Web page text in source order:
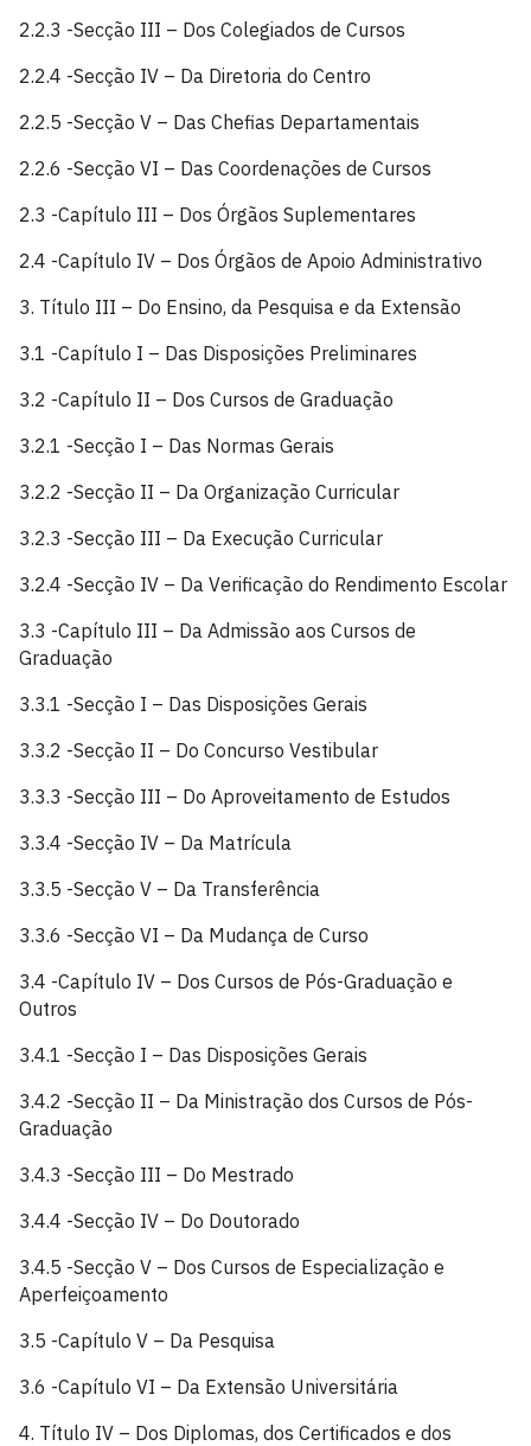
2.2.3 -Secção III – Dos Colegiados de Cursos
2.2.4 -Secção IV – Da Diretoria do Centro
2.2.5 -Secção V – Das Chefias Departamentais
2.2.6 -Secção VI – Das Coordenações de Cursos
2.3 -Capítulo III – Dos Órgãos Suplementares
2.4 -Capítulo IV – Dos Órgãos de Apoio Administrativo
3. Título III – Do Ensino, da Pesquisa e da Extensão
3.1 -Capítulo I – Das Disposições Preliminares
3.2 -Capítulo II – Dos Cursos de Graduação
3.2.1 -Secção I – Das Normas Gerais
3.2.2 -Secção II – Da Organização Curricular
3.2.3 -Secção III – Da Execução Curricular
3.2.4 -Secção IV – Da Verificação do Rendimento Escolar
3.3 -Capítulo III – Da Admissão aos Cursos de
Graduação
3.3.1 -Secção I – Das Disposições Gerais
3.3.2 -Secção II – Do Concurso Vestibular
3.3.3 -Secção III – Do Aproveitamento de Estudos
3.3.4 -Secção IV – Da Matrícula
3.3.5 -Secção V – Da Transferência
3.3.6 -Secção VI – Da Mudança de Curso
3.4 -Capítulo IV – Dos Cursos de Pós-Graduação e
Outros
3.4.1 -Secção I – Das Disposições Gerais
3.4.2 -Secção II – Da Ministração dos Cursos de Pós-
Graduação
3.4.3 -Secção III – Do Mestrado
3.4.4 -Secção IV – Do Doutorado
3.4.5 -Secção V – Dos Cursos de Especialização e
Aperfeiçoamento
3.5 -Capítulo V – Da Pesquisa
3.6 -Capítulo VI – Da Extensão Universitária
4. Título IV – Dos Diplomas, dos Certificados e dos